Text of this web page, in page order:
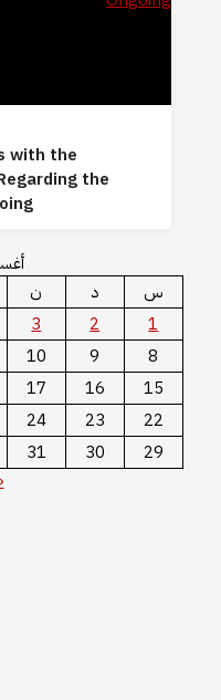
with the
the
س
د ن
1
2
3
8
9
10
15
16
17
22
23
24
29
30
31